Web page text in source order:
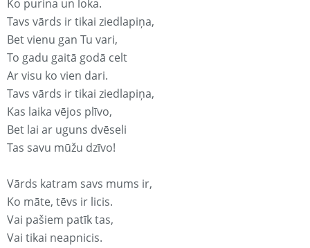
Ko purina un loka.
Tavs vārds ir tikai ziedlapiņa,
Bet vienu gan Tu vari,
To gadu gaitā godā celt
Ar visu ko vien dari.
Tavs vārds ir tikai ziedlapiņa,
Kas laika vējos plīvo,
Bet lai ar uguns dvēseli
Tas savu mūžu dzīvo!
Vārds katram savs mums ir,
Ko māte, tēvs ir licis.
Vai pašiem patīk tas,
Vai tikai neapnicis.